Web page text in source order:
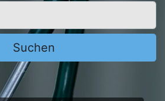
Suchen